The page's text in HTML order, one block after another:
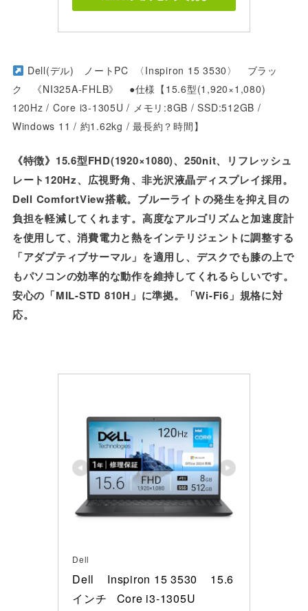
Dell(デル) ノートPC 〈Inspiron 15 3530〉 ブラッ
ク 《NI325A-FHLB》 ●仕様【15.6型(1,920×1,080)
120Hz / Core i3-1305U / メモリ:8GB / SSD:512GB /
Windows 11 / 約1.62kg / 最長約？時間】
《特徴》15.6型FHD(1920×1080)、250nit、リフレッシュ
レート120Hz、広視野角、非光沢液晶ディスプレイ採用。
Dell ComfortView搭載。ブルーライトの発生を抑え目の
負担を軽減してくれます。高度なアルゴリズムと加速度計
を使用して、消費電力と熱をインテリジェントに調整する
「アダプティブサーマル」を適用し、デスクでも膝の上で
もパソコンの効率的な動作を維持してくれるらしいです。
安心の「MIL-STD 810H」に準拠。「Wi-Fi6」規格に対
応。
Dell
Dell    Inspiron 15 3530    15.6
インチ   Core i3-1305U